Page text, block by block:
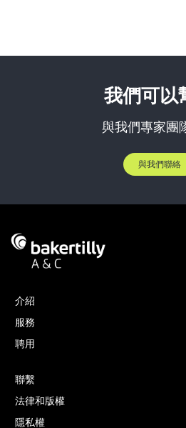
我們可以
與我們專家團
與我們聯絡
介紹
服務
聘用
聯繫
法律和版權
隱私權